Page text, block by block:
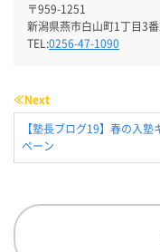
〒959-1251
新潟県燕市白山町1丁目3
TEL:0256-47-1090
≪Next
【塾長ブログ19】春の入塾
ペーン